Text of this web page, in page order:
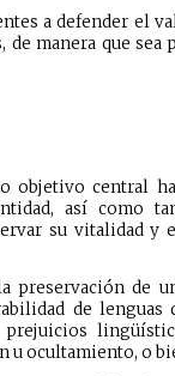
a defender el
manera que sea
objetivo central
así como
su vitalidad y
preservación de
de lenguas
prejuicios
ocultamiento, o